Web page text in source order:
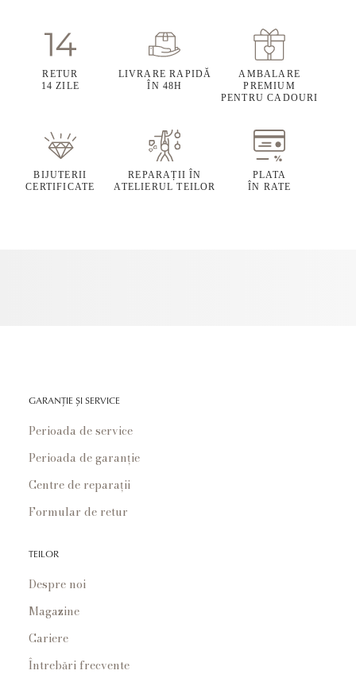
RETUR
14 ZILE
LIVRARE RAPIDĂ
ÎN 48H
AMBALARE
PREMIUM
PENTRU CADOURI
BIJUTERII
CERTIFICATE
REPARAȚII ÎN
ATELIERUL TEILOR
PLATA
ÎN RATE
GARANȚIE ȘI SERVICE
Perioada de service
Perioada de garanție
Centre de reparații
Formular de retur
TEILOR
Despre noi
Magazine
Cariere
Întrebări frecvente